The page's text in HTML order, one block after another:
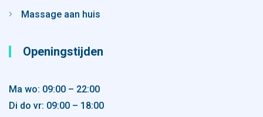
Massage aan huis
Openingstijden
Ma wo: 09:00 – 22:00
Di do vr: 09:00 – 18:00